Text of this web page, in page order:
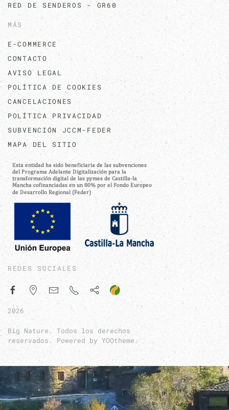
REDES SOCIALES
2026
Big Nature. Todos los derechos
reservados. Powered by YOOtheme .
RED DE SENDEROS - GR60
MÁS
E-COMMERCE
CONTACTO
AVISO LEGAL
POLÍTICA DE COOKIES
CANCELACIONES
POLÍTICA PRIVACIDAD
SUBVENCIÓN JCCM-FEDER
MAPA DEL SITIO